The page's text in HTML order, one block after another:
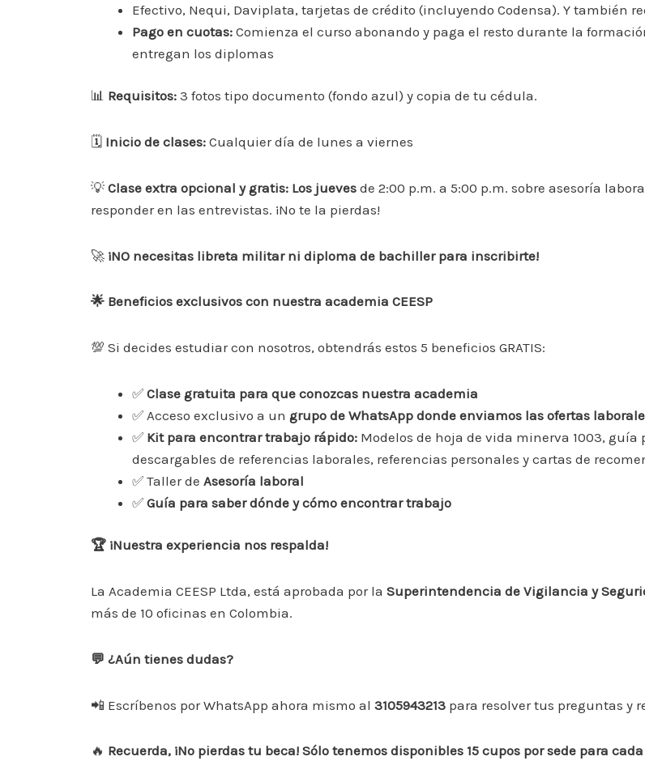
Efectivo, Nequi, Daviplata, tarjetas de crédito (incluyendo Codensa). Y también
Pago en cuotas: Comienza el curso abonando y paga el resto durante la
entregan los diplomas
📊 Requisitos: 3 fotos tipo documento (fondo azul) y copia de tu cédula.
🗓 Inicio de clases: Cualquier día de lunes a viernes
💡 Clase extra opcional y gratis: Los jueves de 2:00 p.m. a 5:00 p.m. sobre asesoría
responder en las entrevistas. ¡No te la pierdas!
🚀 ¡NO necesitas libreta militar ni diploma de bachiller para inscribirte!
🌟 Beneficios exclusivos con nuestra academia CEESP
💯 Si decides estudiar con nosotros, obtendrás estos 5 beneficios GRATIS:
✅ Clase gratuita para que conozcas nuestra academia
✅ Acceso exclusivo a un grupo de WhatsApp donde enviamos las ofertas
✅ Kit para encontrar trabajo rápido: Modelos de hoja de vida minerva 1003,
descargables de referencias laborales, referencias personales y cartas de
✅ Taller de Asesoría laboral
✅ Guía para saber dónde y cómo encontrar trabajo
🏆 ¡Nuestra experiencia nos respalda!
La Academia CEESP Ltda, está aprobada por la Superintendencia de Vigilancia y
más de 10 oficinas en Colombia.
💬 ¿Aún tienes dudas?
📲 Escríbenos por WhatsApp ahora mismo al 3105943213 para resolver tus preguntas y
🔥 Recuerda, ¡No pierdas tu beca! Sólo tenemos disponibles 15 cupos por sede para